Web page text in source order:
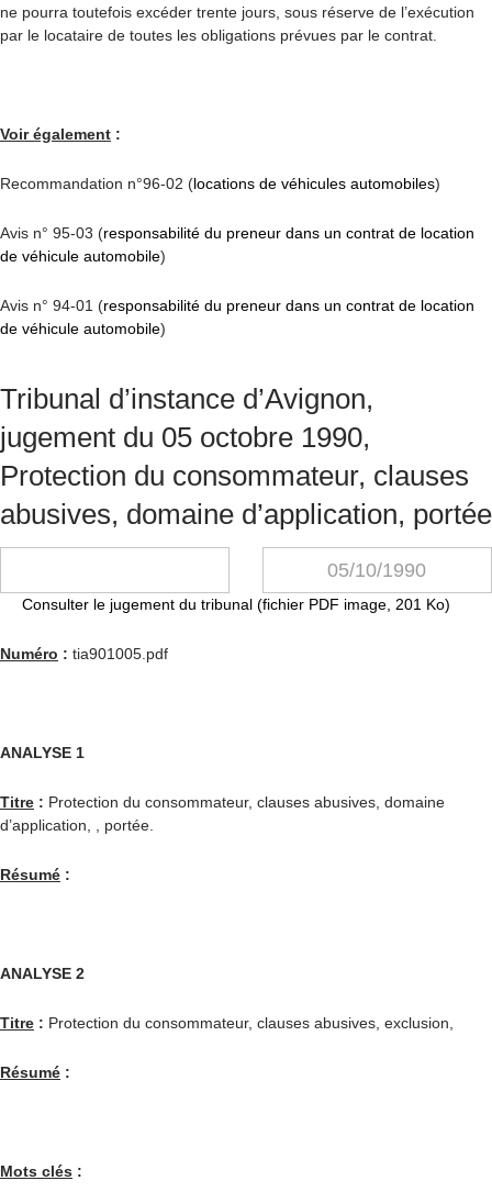
ne pourra toutefois excéder trente jours, sous réserve de l’exécution
par le locataire de toutes les obligations prévues par le contrat.
Voir également :
Recommandation n°96-02 (locations de véhicules automobiles)
Avis n° 95-03 (responsabilité du preneur dans un contrat de location
de véhicule automobile)
Avis n° 94-01 (responsabilité du preneur dans un contrat de location
de véhicule automobile)
Tribunal d’instance d’Avignon,
jugement du 05 octobre 1990,
Protection du consommateur, clauses
abusives, domaine d’application, portée
05/10/1990
Consulter le jugement du tribunal (fichier PDF image, 201 Ko)
Numéro : tia901005.pdf
ANALYSE 1
Titre : Protection du consommateur, clauses abusives, domaine
d’application, , portée.
Résumé :
ANALYSE 2
Titre : Protection du consommateur, clauses abusives, exclusion,
Résumé :
Mots clés :